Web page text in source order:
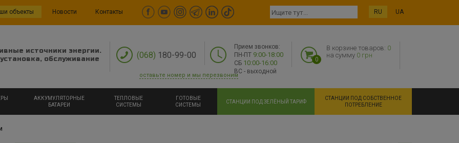
объекты Новости Контакты RU UA
источники энергии.
обслуживание
(068) 180-99-00
Прием звонков:
ПН-ПТ 9:00-18:00
СБ 10:00-16:00
ВС - выходной
0
В корзине товаров: 0
на сумму 0 грн
оставьте номер и мы перезвоним
АККУМУЛЯТОРНЫЕ
БАТАРЕИ
ТЕПЛОВЫЕ
СИСТЕМЫ
ГОТОВЫЕ
СИСТЕМЫ
СТАНЦИИ ПОД ЗЕЛЁНЫЙ ТАРИФ
СТАНЦИИ ПОД СОБСТВЕННОЕ
ПОТРЕБЛЕНИЕ